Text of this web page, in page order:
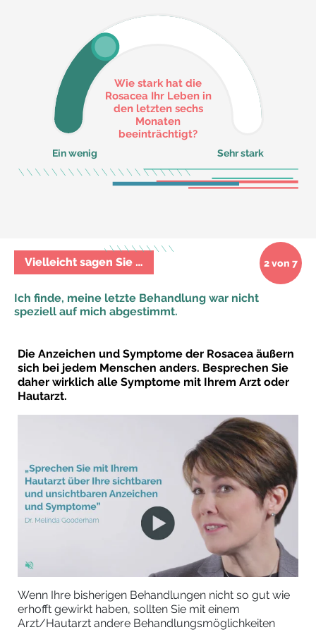
Wie stark hat die
Rosacea Ihr Leben in
den letzten sechs
Monaten
beeinträchtigt?
Ein wenig Sehr stark
Ich finde, meine letzte Behandlung war nicht
speziell auf mich abgestimmt.
Vielleicht sagen Sie … 2 von 7
Die Anzeichen und Symptome der Rosacea äußern
sich bei jedem Menschen anders. Besprechen Sie
daher wirklich alle Symptome mit Ihrem Arzt oder
Hautarzt.
Wenn Ihre bisherigen Behandlungen nicht so gut wie
erhofft gewirkt haben, sollten Sie mit einem
Arzt/Hautarzt andere Behandlungsmöglichkeiten